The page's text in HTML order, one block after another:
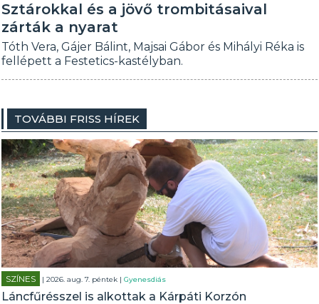
Sztárokkal és a jövő trombitásaival
zárták a nyarat
Tóth Vera, Gájer Bálint, Majsai Gábor és Mihályi Réka is
fellépett a Festetics-kastélyban.
TOVÁBBI FRISS HÍREK
SZÍNES | 2026. aug. 7. péntek |Gyenesdiás
Láncfűrésszel is alkottak a Kárpáti Korzón